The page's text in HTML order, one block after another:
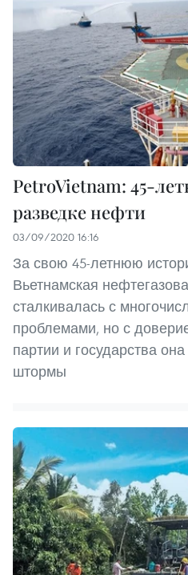
PetroVietnam: 45-
разведке нефти
03/09/2020 16:16
За свою 45-летнюю
Вьетнамская
сталкивалась с
проблемами, но с
партии и государства
штормы